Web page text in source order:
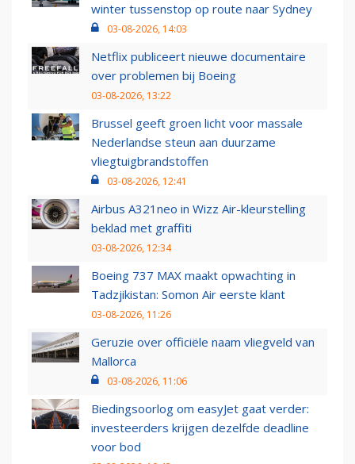
winter tussenstop op route naar Sydney
03-08-2026, 14:03
Netflix publiceert nieuwe documentaire
over problemen bij Boeing
03-08-2026, 13:22
Brussel geeft groen licht voor massale
Nederlandse steun aan duurzame
vliegtuigbrandstoffen
03-08-2026, 12:41
Airbus A321neo in Wizz Air-kleurstelling
beklad met graffiti
03-08-2026, 12:34
Boeing 737 MAX maakt opwachting in
Tadzjikistan: Somon Air eerste klant
03-08-2026, 11:26
Geruzie over officiële naam vliegveld van
Mallorca
03-08-2026, 11:06
Biedingsoorlog om easyJet gaat verder:
investeerders krijgen dezelfde deadline
voor bod